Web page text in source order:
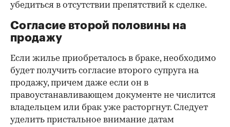
убедиться в отсутствии препятствий к сделке.
Согласие второй половины на
продажу
Если жилье приобреталось в браке, необходимо
будет получить согласие второго супруга на
продажу, причем даже если он в
правоустанавливающем документе не числится
владельцем или брак уже расторгнут. Следует
уделить пристальное внимание датам